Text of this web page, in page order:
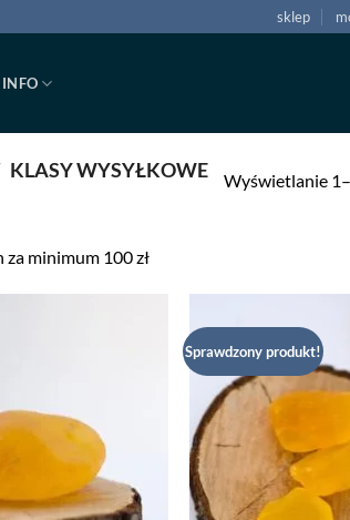
sklep
INFO
KLASY WYSYŁKOWE
Wyświetlanie
za minimum 100 zł
Sprawdzony produkt!